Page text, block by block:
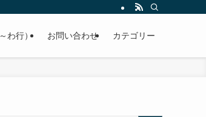
差値まで紹介していきます。
わ行） お問い合わせ カテゴリー